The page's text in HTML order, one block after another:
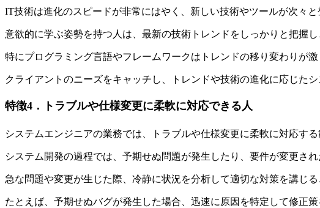
IT技術は進化のスピードが非常にはやく、新しい技術やツールが次々と
意欲的に学ぶ姿勢を持つ人は、最新の技術トレンドをしっかりと把握
特にプログラミング言語やフレームワークはトレンドの移り変わりが
クライアントのニーズをキャッチし、トレンドや技術の進化に応じた
特徴4．トラブルや仕様変更に柔軟に対応できる人
システムエンジニアの業務では、トラブルや仕様変更に柔軟に対応する
システム開発の過程では、予期せぬ問題が発生したり、要件が変更され
急な問題や変更が生じた際、冷静に状況を分析して適切な対策を講じ
たとえば、予期せぬバグが発生した場合、迅速に原因を特定して修正